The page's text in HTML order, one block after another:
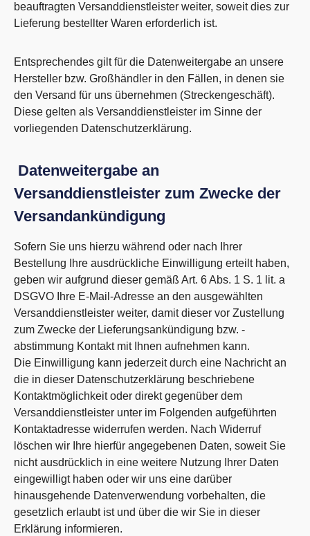
beauftragten Versanddienstleister weiter, soweit dies zur
Lieferung bestellter Waren erforderlich ist.
Entsprechendes gilt für die Datenweitergabe an unsere
Hersteller bzw. Großhändler in den Fällen, in denen sie
den Versand für uns übernehmen (Streckengeschäft).
Diese gelten als Versanddienstleister im Sinne der
vorliegenden Datenschutzerklärung.
Datenweitergabe an
Versanddienstleister zum Zwecke der
Versandankündigung
Sofern Sie uns hierzu während oder nach Ihrer
Bestellung Ihre ausdrückliche Einwilligung erteilt haben,
geben wir aufgrund dieser gemäß Art. 6 Abs. 1 S. 1 lit. a
DSGVO Ihre E-Mail-Adresse an den ausgewählten
Versanddienstleister weiter, damit dieser vor Zustellung
zum Zwecke der Lieferungsankündigung bzw. -
abstimmung Kontakt mit Ihnen aufnehmen kann.
Die Einwilligung kann jederzeit durch eine Nachricht an
die in dieser Datenschutzerklärung beschriebene
Kontaktmöglichkeit oder direkt gegenüber dem
Versanddienstleister unter im Folgenden aufgeführten
Kontaktadresse widerrufen werden. Nach Widerruf
löschen wir Ihre hierfür angegebenen Daten, soweit Sie
nicht ausdrücklich in eine weitere Nutzung Ihrer Daten
eingewilligt haben oder wir uns eine darüber
hinausgehende Datenverwendung vorbehalten, die
gesetzlich erlaubt ist und über die wir Sie in dieser
Erklärung informieren.